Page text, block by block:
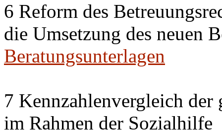
6 Reform des
die Umsetzung des neuen
Beratungsunterlagen
7 Kennzahlenvergleich
im Rahmen der Sozialhilfe